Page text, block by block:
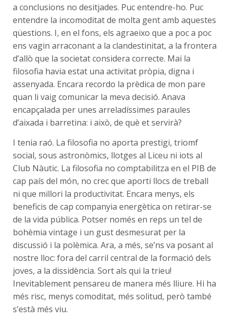
a conclusions no desitjades. Puc entendre-ho. Puc
entendre la incomoditat de molta gent amb aquestes
qüestions. I, en el fons, els agraeixo que a poc a poc
ens vagin arraconant a la clandestinitat, a la frontera
d’allò que la societat considera correcte. Mai la
filosofia havia estat una activitat pròpia, digna i
assenyada. Encara recordo la prèdica de mon pare
quan li vaig comunicar la meva decisió. Anava
encapçalada per unes arreladíssimes paraules
d’aixada i barretina: i això, de què et servirà?
I tenia raó. La filosofia no aporta prestigi, triomf
social, sous astronòmics, llotges al Liceu ni iots al
Club Nàutic. La filosofia no comptabilitza en el PIB de
cap país del món, no crec que aporti llocs de treball
ni que millori la productivitat. Encara menys, els
beneficis de cap companyia energètica on retirar-se
de la vida pública. Potser només en reps un tel de
bohèmia vintage i un gust desmesurat per la
discussió i la polèmica. Ara, a més, se’ns va posant al
nostre lloc: fora del carril central de la formació dels
joves, a la dissidència. Sort als qui la trieu!
Inevitablement pensareu de manera més lliure. Hi ha
més risc, menys comoditat, més solitud, però també
s’està més viu.